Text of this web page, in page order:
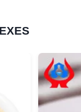
100%
0
0
0
0